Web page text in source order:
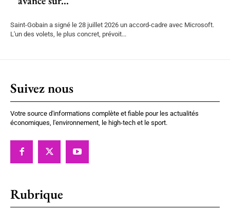
Saint-Gobain a signé le 28 juillet 2026 un accord-cadre avec Microsoft.
L'un des volets, le plus concret, prévoit...
Suivez nous
Votre source d'informations complète et fiable pour les actualités
économiques, l'environnement, le high-tech et le sport.
Rubrique